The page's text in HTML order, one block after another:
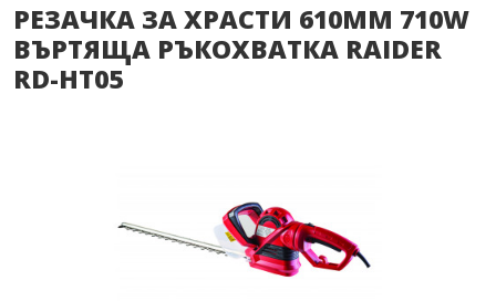
РЕЗАЧКА ЗА ХРАСТИ 610MM 710W
ВЪРТЯЩА РЪКОХВАТКА RAIDER
RD-HT05